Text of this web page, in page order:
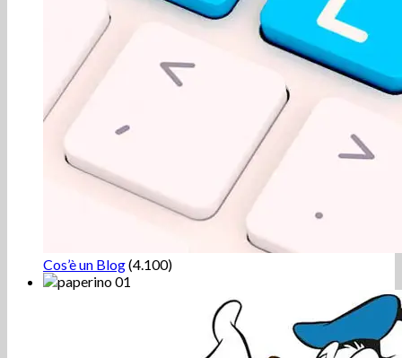
Cos’è un Blog(4.100)